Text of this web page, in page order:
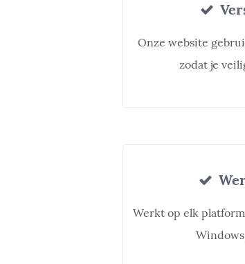
Onze website
zodat je
Werkt op elk